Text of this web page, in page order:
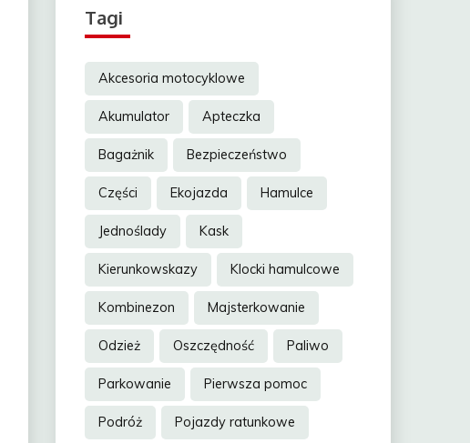
Tagi
Akcesoria motocyklowe
Akumulator Apteczka
Bagażnik Bezpieczeństwo
Części Ekojazda Hamulce
Jednoślady Kask
Kierunkowskazy Klocki hamulcowe
Kombinezon Majsterkowanie
Odzież Oszczędność Paliwo
Parkowanie Pierwsza pomoc
Podróż Pojazdy ratunkowe